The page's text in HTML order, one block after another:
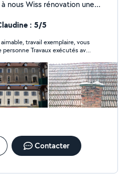
nous Wiss rénovation une
: 5/5
travail exemplaire, vous
exécutés avec
Monsieur Enji .
Contacter